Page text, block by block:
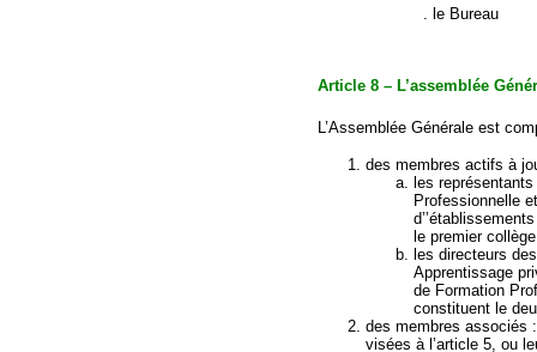
. le Bureau
Article 8 – L’assemblée
L’Assemblée Générale est
des membres actifs à
les
Professionnelle
le premier
les directeurs
Apprentissage
de Formation
constituent le
des membres associés
visées à l’article 5, ou